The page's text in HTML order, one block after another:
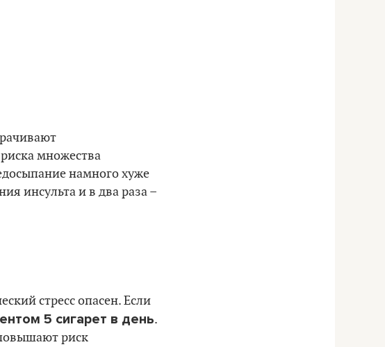
множества
намного хуже
инсульта и в два раза –
стресс опасен. Если
5 сигарет в день.
риск